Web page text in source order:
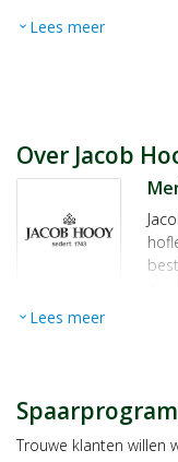
expand_more Lees meer
Over Jacob
expand_more Lees meer
Trouwe klanten willen